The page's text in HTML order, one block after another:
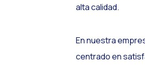
alta calidad.
En nuestra
centrado en